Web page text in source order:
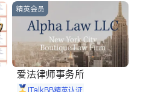
商铺租售
精英会员
爱法律师事务所
iTalkBB精英认证